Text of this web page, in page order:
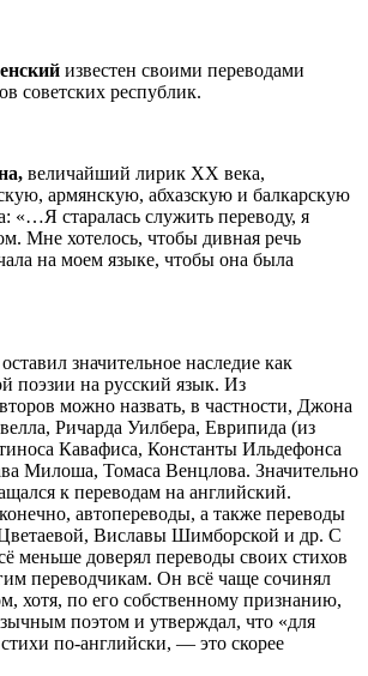
известен своими переводами
советских республик.
величайший лирик XX века,
армянскую, абхазскую и балкарскую
«…Я старалась служить переводу, я
Мне хотелось, чтобы дивная речь
на моем языке, чтобы она была
оставил значительное наследие как
поэзии на русский язык. Из
можно назвать, в частности, Джона
Ричарда Уилбера, Еврипида (из
Кавафиса, Константы Ильдефонса
Милоша, Томаса Венцлова. Значительно
к переводам на английский.
автопереводы, а также переводы
Виславы Шимборской и др. С
меньше доверял переводы своих стихов
переводчикам. Он всё чаще сочинял
хотя, по его собственному признанию,
поэтом и утверждал, что «для
по-английски, — это скорее